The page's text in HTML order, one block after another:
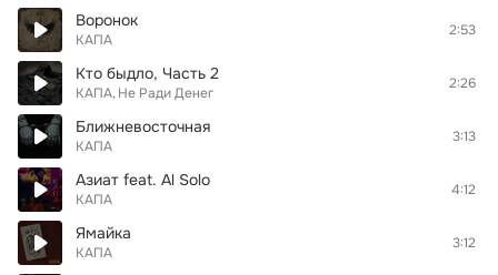
Воронок
КАПА
2:53
Кто быдло, Часть 2
КАПА Не Ради Денег
2:26
Ближневосточная
КАПА
3:13
Азиат feat. Al Solo
КАПА
4:12
Ямайка
КАПА
3:12